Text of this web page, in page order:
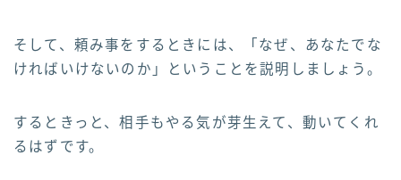
そして、頼み事をするときには、「なぜ、あなたでな
ければいけないのか」ということを説明しましょう。
するときっと、相手もやる気が芽生えて、動いてくれ
るはずです。